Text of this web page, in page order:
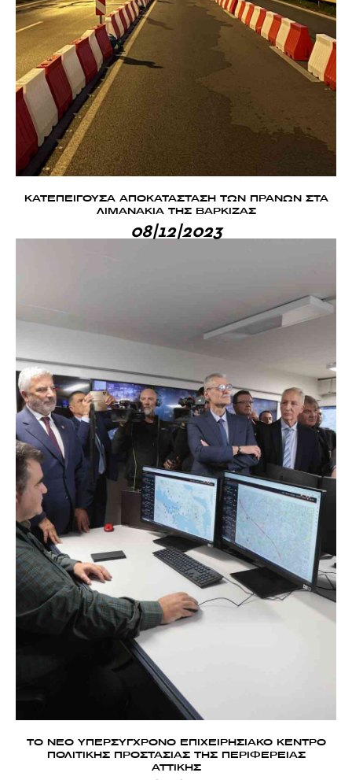
ΚΑΤΕΠΕΙΓΟΥΣΑ ΑΠΟΚΑΤΑΣΤΑΣΗ ΤΩΝ ΠΡΑΝΩΝ ΣΤΑ
ΛΙΜΑΝΑΚΙΑ ΤΗΣ ΒΑΡΚΙΖΑΣ
08|12|2023
ΤΟ ΝΕΟ ΥΠΕΡΣΥΓΧΡΟΝΟ ΕΠΙΧΕΙΡΗΣΙΑΚΟ ΚΕΝΤΡΟ
ΠΟΛΙΤΙΚΗΣ ΠΡΟΣΤΑΣΙΑΣ ΤΗΣ ΠΕΡΙΦΕΡΕΙΑΣ
ΑΤΤΙΚΗΣ